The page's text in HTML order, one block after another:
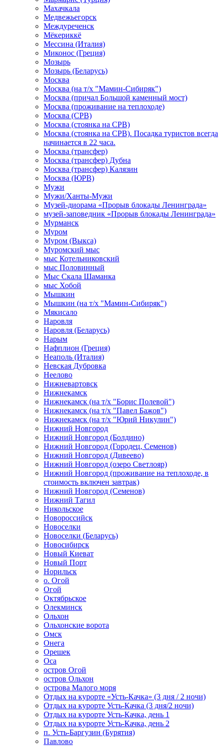
Махачкала
Медвежьегорск
Междуреченск
Мёкериккё
Мессина (Италия)
Миконос (Греция)
Мозырь
Мозырь (Беларусь)
Москва
Москва (на т/х "Мамин-Сибиряк")
Москва (причал Большой каменный мост)
Москва (проживание на теплоходе)
Москва (СРВ)
Москва (стоянка на СРВ)
Москва (стоянка на СРВ). Посадка туристов всегда
начинается в 22 часа.
Москва (трансфер)
Москва (трансфер) Дубна
Москва (трансфер) Калязин
Москва (ЮРВ)
Мужи
Мужи/Ханты-Мужи
Музей-диорама «Прорыв блокады Ленинграда»
музей-заповедник «Прорыв блокады Ленинграда»
Мурманск
Муром
Муром (Выкса)
Муромский мыс
мыс Котельниковский
мыс Половинный
Мыс Скала Шаманка
мыс Хобой
Мышкин
Мышкин (на т/х "Мамин-Сибиряк")
Мякисало
Наровля
Наровля (Беларусь)
Нарым
Нафплион (Греция)
Неаполь (Италия)
Невская Дубровка
Неелово
Нижневартовск
Нижнекамск
Нижнекамск (на т/х "Борис Полевой")
Нижнекамск (на т/х "Павел Бажов")
Нижнекамск (на т/х "Юрий Никулин")
Нижний Новгород
Нижний Новгород (Болдино)
Нижний Новгород (Городец, Семенов)
Нижний Новгород (Дивеево)
Нижний Новгород (озеро Светлояр)
Нижний Новгород (проживание на теплоходе, в
стоимость включен завтрак)
Нижний Новгород (Семенов)
Нижний Тагил
Никольское
Новороссийск
Новоселки
Новоселки (Беларусь)
Новосибирск
Новый Киеват
Новый Порт
Норильск
о. Огой
Огой
Октябрьское
Олекминск
Ольхон
Ольхонские ворота
Омск
Онега
Орешек
Оса
остров Огой
остров Ольхон
острова Малого моря
Отдых на курорте «Усть-Качка» (3 дня / 2 ночи)
Отдых на курорте Усть-Качка (3 дня/2 ночи)
Отдых на курорте Усть-Качка, день 1
Отдых на курорте Усть-Качка, день 2
п. Усть-Баргузин (Бурятия)
Павлово